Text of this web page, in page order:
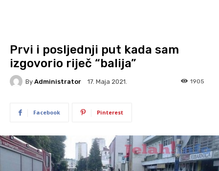
Prvi i posljednji put kada sam
izgovorio riječ “balija”
By Administrator 17. Maja 2021. 1905
Facebook Pinterest